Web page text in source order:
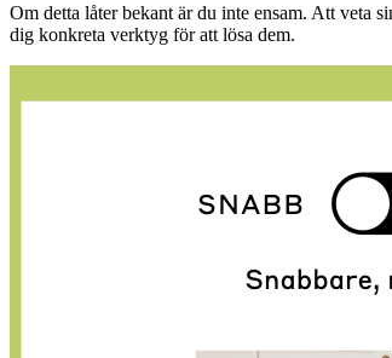
Om detta låter bekant är du inte ensam. Att veta
dig konkreta verktyg för att lösa dem.